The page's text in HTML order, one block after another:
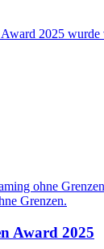
2025
Award 2025